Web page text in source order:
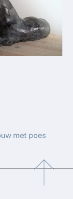
met poes
Top